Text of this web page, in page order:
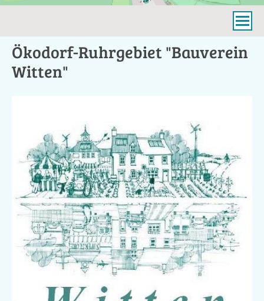
Ökodorf-Ruhrgebiet "Bauverein
Witten"